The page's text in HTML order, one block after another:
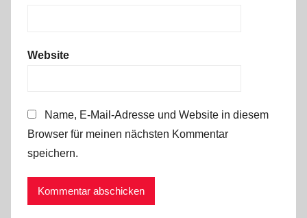
Website
Name, E-Mail-Adresse und Website in diesem
Browser für meinen nächsten Kommentar
speichern.